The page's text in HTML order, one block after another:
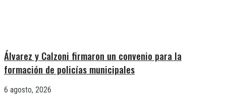
Álvarez y Calzoni firmaron un convenio para la
formación de policías municipales
6 agosto, 2026